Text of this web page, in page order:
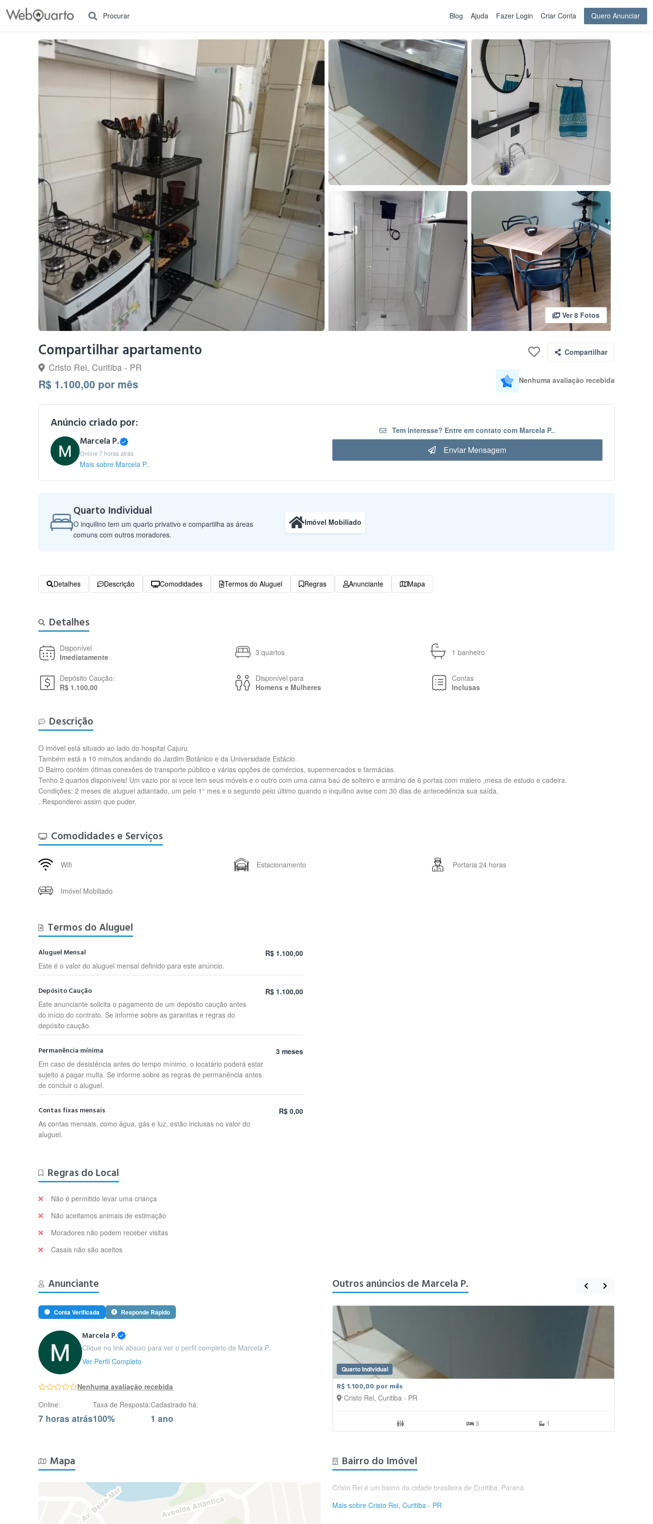
Procurar Blog Ajuda Fazer Login Criar Conta Quero Anunciar
Ver 8 Fotos
Compartilhar apartamento
Cristo Rei, Curitiba - PR
R$ 1.100,00 por mês
Compartilhar
Nenhuma avaliação recebida
Anúncio criado por:
Marcela P.
Online 7 horas atrás
Mais sobre Marcela P..
Tem interesse? Entre em contato com Marcela P..
Enviar Mensagem
Quarto Individual
O inquilino tem um quarto privativo e compartilha as áreas
comuns com outros moradores.
Imóvel Mobiliado
Detalhes Descrição Comodidades Termos do Aluguel Regras Anunciante Mapa
Detalhes
Disponível
Imediatamente
3 quartos 1 banheiro
Depósito Caução:
R$ 1.100,00
Disponível para
Homens e Mulheres
Contas
Inclusas
Descrição
O imóvel está situado ao lado do hospital Cajuru
Também está a 10 minutos andando do Jardim Botânico e da Universidade Estácio.
O Bairro contém ótimas conexões de transporte público e várias opções de comércios, supermercados e farmácias.
Tenho 2 quartos disponíveis! Um vazio por si voce tem seus móveis e o outro com uma cama baú de solteiro e armário de 6 portas com malero ,mesa de estudo e cadeira.
Condições: 2 meses de aluguel adiantado, um pelo 1° mes e o segundo pelo último quando o inquilino avise com 30 dias de antecedência sua saída.
. Responderei assim que puder.
Comodidades e Serviços
Wifi Estacionamento Portaria 24 horas
Imóvel Mobiliado
Termos do Aluguel
Aluguel Mensal
Este é o valor do aluguel mensal definido para este anúncio.
R$ 1.100,00
Depósito Caução
Este anunciante solicita o pagamento de um depósito caução antes
do início do contrato. Se informe sobre as garantias e regras do
depósito caução.
R$ 1.100,00
Permanência mínima
Em caso de desistência antes do tempo mínimo, o locatário poderá estar
sujeito a pagar multa. Se informe sobre as regras de permanência antes
de concluir o aluguel.
3 meses
Contas fixas mensais
As contas mensais, como água, gás e luz, estão inclusas no valor do
aluguel.
R$ 0,00
Regras do Local
Não é permitido levar uma criança
Não aceitamos animais de estimação
Moradores não podem receber visitas
Casais não são aceitos
Anunciante
Conta Verificada Responde Rápido
Marcela P.
Clique no link abaixo para ver o perfil completo de Marcela P..
Ver Perfil Completo
Nenhuma avaliação recebida
Online:
7 horas atrás
Taxa de Resposta:
100%
Cadastrado há:
1 ano
Outros anúncios de Marcela P.
Quarto Individual
R$ 1.100,00 por mês
Cristo Rei, Curitiba - PR
3 1
Mapa Bairro do Imóvel
Cristo Rei é um bairro da cidade brasileira de Curitiba, Paraná.
Mais sobre Cristo Rei, Curitiba - PR